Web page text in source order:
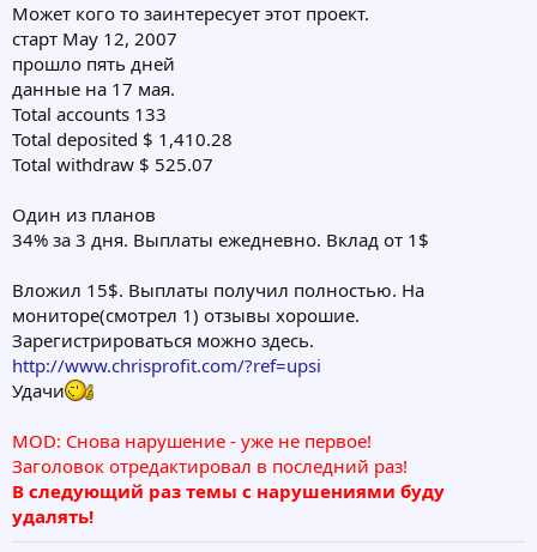
Может кого то заинтересует этот проект.
старт May 12, 2007
прошло пять дней
данные на 17 мая.
Total accounts 133
Total deposited $ 1,410.28
Total withdraw $ 525.07
Один из планов
34% за 3 дня. Выплаты ежедневно. Вклад от 1$
Вложил 15$. Выплаты получил полностью. На
мониторе(смотрел 1) отзывы хорошие.
Зарегистрироваться можно здесь.
http://www.chrisprofit.com/?ref=upsi
Удачи
MOD: Снова нарушение - уже не первое!
Заголовок отредактировал в последний раз!
В следующий раз темы с нарушениями буду
удалять!